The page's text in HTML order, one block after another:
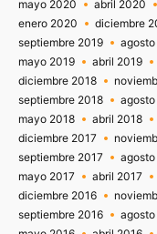
mayo 2020
abril 2020
enero 2020
diciembre
septiembre 2019
mayo 2019
abril 2019
diciembre 2018
septiembre 2018
mayo 2018
abril 2018
diciembre 2017
septiembre 2017
mayo 2017
abril 2017
diciembre 2016
septiembre 2016